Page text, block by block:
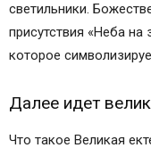
светильники.
присутствия «Неба
которое
Далее идет
Что такое Великая